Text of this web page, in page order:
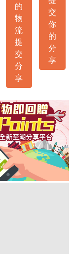
的
物
流
提
交
分
享
交
你
的
分
享